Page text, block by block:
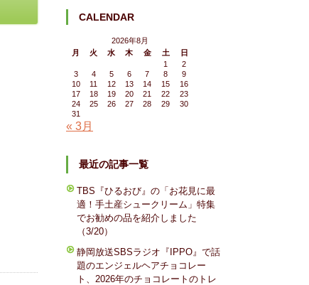
CALENDAR
2026年8月
月
火 水 木 金 土
日
1
2
3
4 5 6 7 8
9
10
11 12 13 14 15
16
17
18 19 20 21 22
23
24
25 26 27 28 29
30
31
« 3月
最近の記事一覧
TBS『ひるおび』の「お花見に最
適！手土産シュークリーム」特集
でお勧めの品を紹介しました
（3/20）
静岡放送SBSラジオ『IPPO』で話
題のエンジェルヘアチョコレー
ト、2026年のチョコレートのトレ